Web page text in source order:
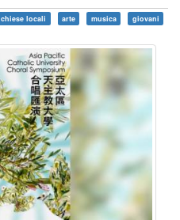
chiese locali arte musica giovani